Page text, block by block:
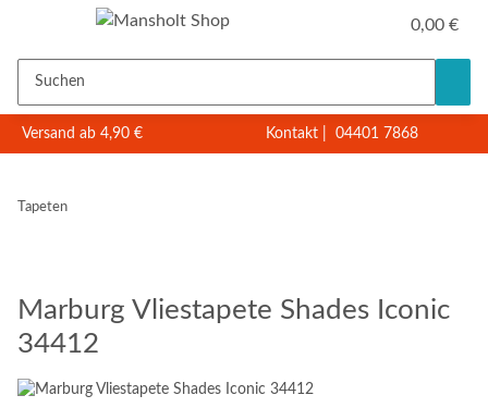
0,00 €
Versand ab 4,90 € Kontakt 04401 7868
Tapeten
Marburg Vliestapete Shades Iconic
34412